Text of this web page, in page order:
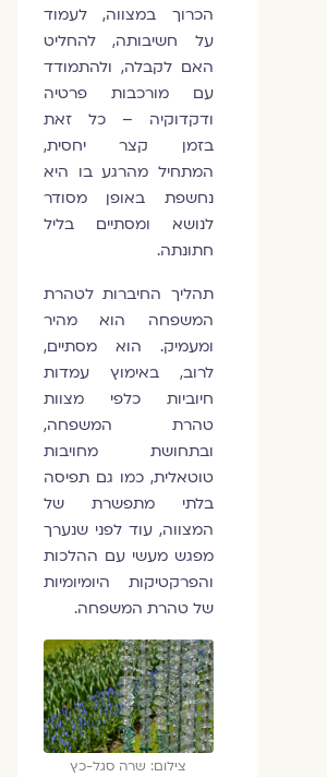
הכרוך במצווה, לעמוד
על חשיבותה, להחליט
האם לקבלה, ולהתמודד
עם מורכבות פרטיה
ודקדוקיה – כל זאת
בזמן קצר יחסית,
המתחיל מהרגע בו היא
נחשפת באופן מסודר
לנושא ומסתיים בליל
חתונתה.
תהליך החיברות לטהרת
המשפחה הוא מהיר
ומעמיק. הוא מסתיים,
לרוב, באימוץ עמדות
חיוביות כלפי מצוות
טהרת המשפחה,
ובתחושת מחויבות
טוטאלית, כמו גם תפיסה
בלתי מתפשרת של
המצווה, עוד לפני שנערך
מפגש מעשי עם ההלכות
והפרקטיקות היומיומיות
של טהרת המשפחה.
צילום: שרה סגל-כץ